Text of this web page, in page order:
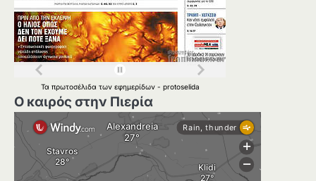
Τα πρωτοσέλιδα των εφημερίδων - protoselida
Ο καιρός στην Πιερία